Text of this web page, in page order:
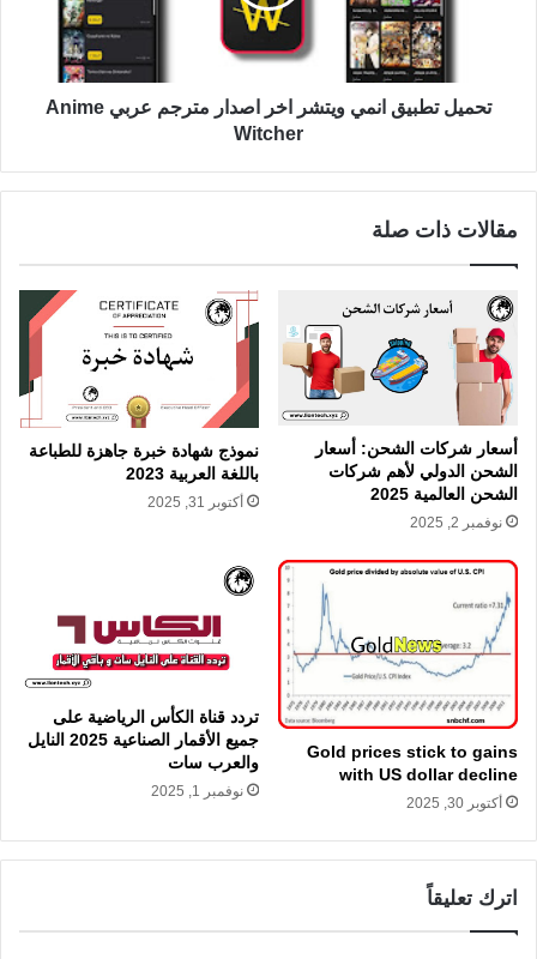
تحميل تطبيق انمي ويتشر اخر اصدار مترجم عربي Anime
Witcher
مقالات ذات صلة
أسعار شركات الشحن: أسعار
الشحن الدولي لأهم شركات
الشحن العالمية 2025
نوفمبر 2, 2025
نموذج شهادة خبرة جاهزة للطباعة
باللغة العربية 2023
أكتوبر 31, 2025
Gold prices stick to gains
with US dollar decline
أكتوبر 30, 2025
تردد قناة الكأس الرياضية على
جميع الأقمار الصناعية 2025 النايل
والعرب سات
نوفمبر 1, 2025
اترك تعليقاً